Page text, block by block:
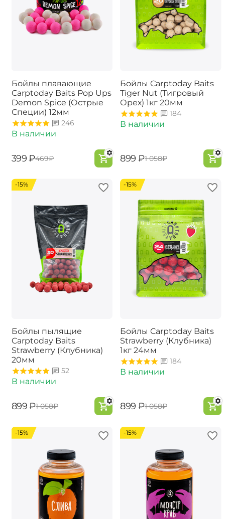
Бойлы плавающие
Carptoday Baits Pop Ups
Demon Spice (Острые
Специи) 12мм
246
В наличии
‍399‍ ₽‍469‍₽
Бойлы Carptoday Baits
Tiger Nut (Тигровый
Орех) 1кг 20мм
184
В наличии
‍899‍ ₽‍1 058‍₽
-15%
Бойлы пылящие
Carptoday Baits
Strawberry (Клубника)
20мм
52
В наличии
‍899‍ ₽‍1 058‍₽
-15%
Бойлы Carptoday Baits
Strawberry (Клубника)
1кг 24мм
184
В наличии
‍899‍ ₽‍1 058‍₽
-15% -15%